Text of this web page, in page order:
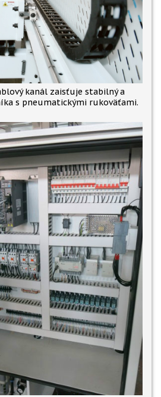
kanál zaisťuje stabilný a
s pneumatickými rukoväťami.